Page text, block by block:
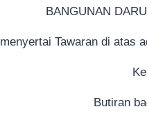
BANGUNAN
Tawaran di atas
Butiran